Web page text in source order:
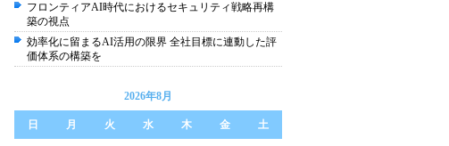
フロンティアAI時代におけるセキュリティ戦略再構
築の視点
効率化に留まるAI活用の限界 全社目標に連動した評
価体系の構築を
2026年8月
日 月 火 水 木 金 土